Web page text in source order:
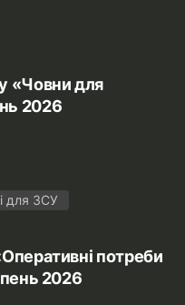
«Човни для
2026
для ЗСУ
потреби
2026